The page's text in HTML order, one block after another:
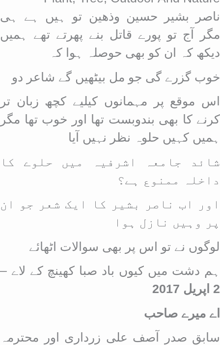
ناصر بشیر حسین وذھین تو ہیں ہے ہی
مگر آج تو پورے قاتل بنے پھرتے تھے ہمیں
دیکھ کہ ان کو بھی حوصلہ ہوا کہ
خوب گزرے گی جو مل بیٹھیں گے شاعر دو
اس موقع پر مہمانوں کیلیے کچھ زبان تر
کرنے کا بھی بندوبست تھا اور خوب تھا مگر
ہمیں کہیں حلوہ نظر نہیں آیا
شائد جامعہ اشرفیہ میں حلوے کا
داخلہ ممنوع ہے؟
اور اب ناصر بشیر کا ایک شعر جو ان
پر وہیں نازل ہوا
لوگوں نے تو اس پر بھی سوالات اٹھائے
ہم دشت میں کیوں باد صبا کھینچ کے لاے –
2 اپریل 2017
اے میرے صاحب
سابق صدر آصف علی زرداری اور محترمہ